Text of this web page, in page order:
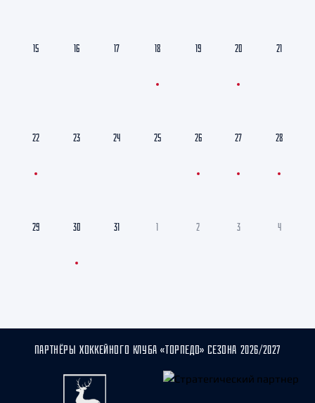
15 16 17 18 19 20 21
22 23 24 25 26 27 28
29 30 31 1 2 3 4
ПАРТНЁРЫ ХОККЕЙНОГО КЛУБА «ТОРПЕДО» СЕЗОНА 2026/2027